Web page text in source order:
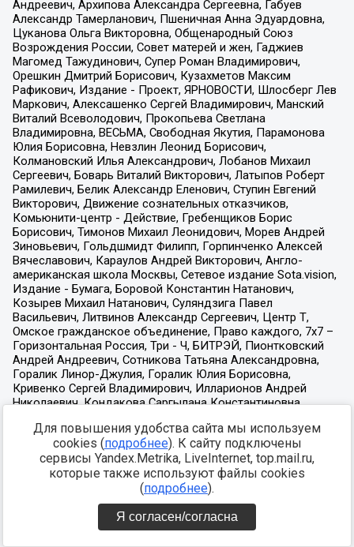
Для повышения удобства сайта мы используем
cookies (подробнее). К сайту подключены
сервисы Yandex.Metrika, LiveInternet, top.mail.ru,
которые также используют файлы cookies
(подробнее).
Я согласен/согласна